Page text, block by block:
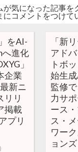
が気になった記事
コメントをつけて
をAI-
へ進化
」
企業
新ニ
リリ
掲載
プリ
「新
アド
トボ
始生
監修
力サ
ース
ス・
ワー
ョンズ